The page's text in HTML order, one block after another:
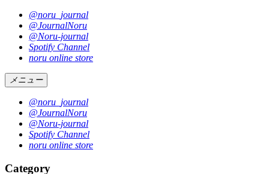
@noru_journal
@JournalNoru
@Noru-journal
Spotify Channel
noru online store
メニュー
@noru_journal
@JournalNoru
@Noru-journal
Spotify Channel
noru online store
Category